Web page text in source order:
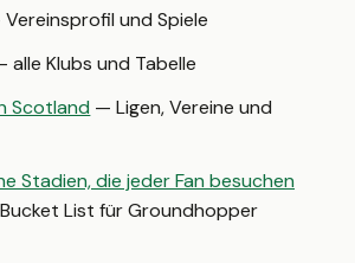
und Spiele
alle Klubs und Tabelle
Scotland — Ligen, Vereine und
Stadien, die jeder Fan besuchen
List für Groundhopper